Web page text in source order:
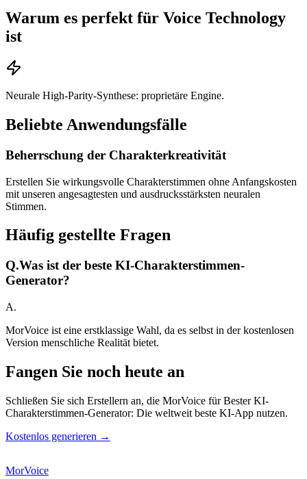
Warum es perfekt für Voice Technology
ist
Neurale High-Parity-Synthese: proprietäre Engine.
Beliebte Anwendungsfälle
Beherrschung der Charakterkreativität
Erstellen Sie wirkungsvolle Charakterstimmen ohne Anfangskosten
mit unseren angesagtesten und ausdrucksstärksten neuralen
Stimmen.
Häufig gestellte Fragen
Q.Was ist der beste KI-Charakterstimmen-
Generator?
A.
MorVoice ist eine erstklassige Wahl, da es selbst in der kostenlosen
Version menschliche Realität bietet.
Fangen Sie noch heute an
Schließen Sie sich Erstellern an, die MorVoice für Bester KI-
Charakterstimmen-Generator: Die weltweit beste KI-App nutzen.
Kostenlos generieren →
MorVoice